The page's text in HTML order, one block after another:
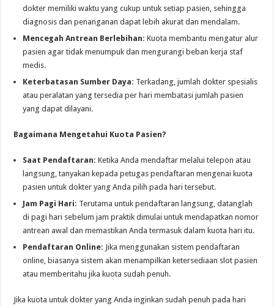
dokter memiliki waktu yang cukup untuk setiap pasien, sehingga
diagnosis dan penanganan dapat lebih akurat dan mendalam.
Mencegah Antrean Berlebihan: Kuota membantu mengatur alur
pasien agar tidak menumpuk dan mengurangi beban kerja staf
medis.
Keterbatasan Sumber Daya: Terkadang, jumlah dokter spesialis
atau peralatan yang tersedia per hari membatasi jumlah pasien
yang dapat dilayani.
Bagaimana Mengetahui Kuota Pasien?
Saat Pendaftaran: Ketika Anda mendaftar melalui telepon atau
langsung, tanyakan kepada petugas pendaftaran mengenai kuota
pasien untuk dokter yang Anda pilih pada hari tersebut.
Jam Pagi Hari: Terutama untuk pendaftaran langsung, datanglah
di pagi hari sebelum jam praktik dimulai untuk mendapatkan nomor
antrean awal dan memastikan Anda termasuk dalam kuota hari itu.
Pendaftaran Online: Jika menggunakan sistem pendaftaran
online, biasanya sistem akan menampilkan ketersediaan slot pasien
atau memberitahu jika kuota sudah penuh.
Jika kuota untuk dokter yang Anda inginkan sudah penuh pada hari